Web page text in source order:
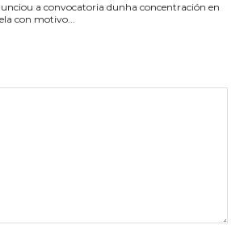
a convocatoria dunha concentración en
con motivo...